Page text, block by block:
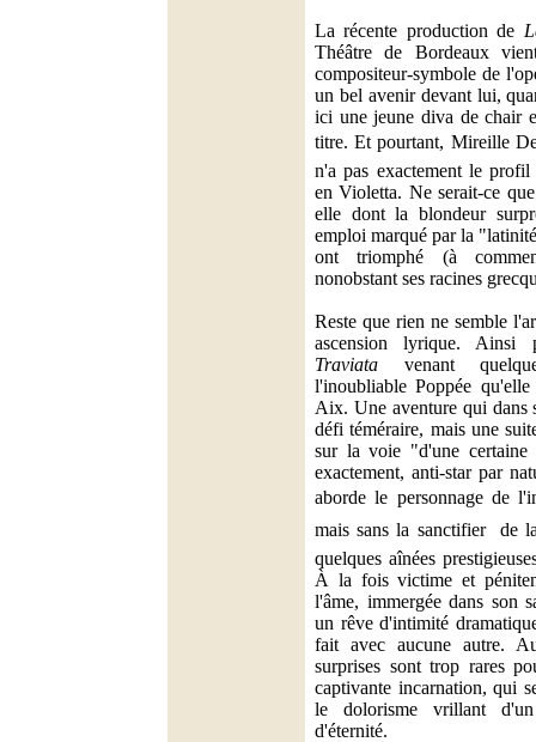
La récente production de
Théâtre de Bordeaux
compositeur-symbole de
un bel avenir devant lui,
ici une jeune diva de chair
titre. Et pourtant, Mireille
n'a pas exactement le
en Violetta. Ne serait-ce
elle dont la blondeur
emploi marqué par la
ont triomphé (à
nonobstant ses racines
Reste que rien ne semble
ascension lyrique. Ainsi
Traviata venant
l'inoubliable Poppée
Aix. Une aventure qui dans
défi téméraire, mais une
sur la voie "d'une certaine
exactement, anti-star par
aborde le personnage de
mais sans la sanctifier  de
quelques aînées
À la fois victime et
l'âme, immergée dans son
un rêve d'intimité
fait avec aucune autre.
surprises sont trop rares
captivante incarnation, qui
le dolorisme vrillant
d'éternité.